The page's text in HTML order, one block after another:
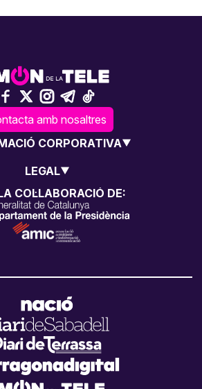
amb nosaltres
CORPORATIVA
LEGAL
COL·LABORACIÓ DE: